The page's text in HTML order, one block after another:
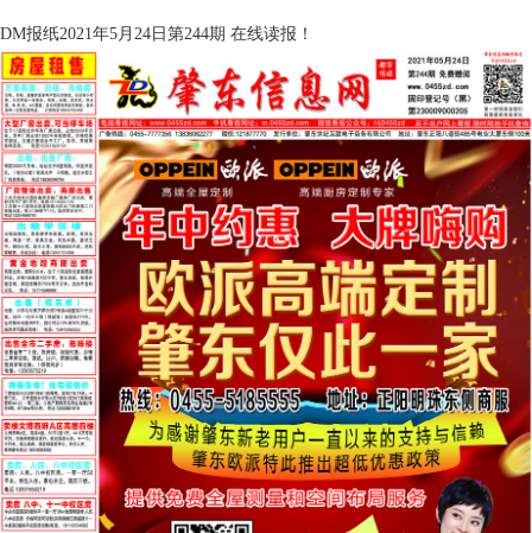
DM报纸2021年5月24日第244期 在线读报！